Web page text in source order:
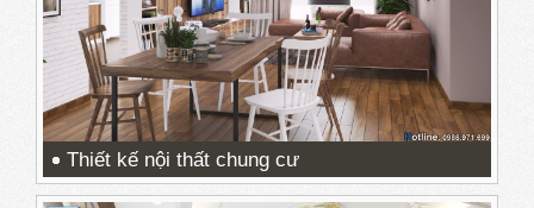
Thiết kế nội thất chung cư